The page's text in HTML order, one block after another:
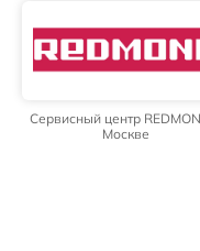
Сервисный центр
Москве